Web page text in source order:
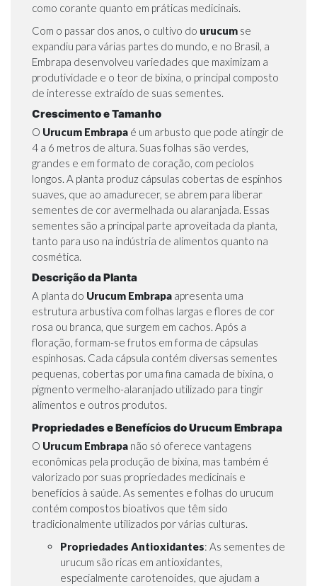
como corante quanto em práticas medicinais.
Com o passar dos anos, o cultivo do urucum se
expandiu para várias partes do mundo, e no Brasil, a
Embrapa desenvolveu variedades que maximizam a
produtividade e o teor de bixina, o principal composto
de interesse extraído de suas sementes.
Crescimento e Tamanho
O Urucum Embrapa é um arbusto que pode atingir de
4 a 6 metros de altura. Suas folhas são verdes,
grandes e em formato de coração, com pecíolos
longos. A planta produz cápsulas cobertas de espinhos
suaves, que ao amadurecer, se abrem para liberar
sementes de cor avermelhada ou alaranjada. Essas
sementes são a principal parte aproveitada da planta,
tanto para uso na indústria de alimentos quanto na
cosmética.
Descrição da Planta
A planta do Urucum Embrapa apresenta uma
estrutura arbustiva com folhas largas e flores de cor
rosa ou branca, que surgem em cachos. Após a
floração, formam-se frutos em forma de cápsulas
espinhosas. Cada cápsula contém diversas sementes
pequenas, cobertas por uma fina camada de bixina, o
pigmento vermelho-alaranjado utilizado para tingir
alimentos e outros produtos.
Propriedades e Benefícios do Urucum Embrapa
O Urucum Embrapa não só oferece vantagens
econômicas pela produção de bixina, mas também é
valorizado por suas propriedades medicinais e
benefícios à saúde. As sementes e folhas do urucum
contém compostos bioativos que têm sido
tradicionalmente utilizados por várias culturas.
Propriedades Antioxidantes: As sementes de
urucum são ricas em antioxidantes,
especialmente carotenoides, que ajudam a